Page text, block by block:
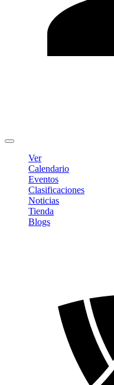
Ver
Calendario
Eventos
Clasificaciones
Noticias
Tienda
Blogs